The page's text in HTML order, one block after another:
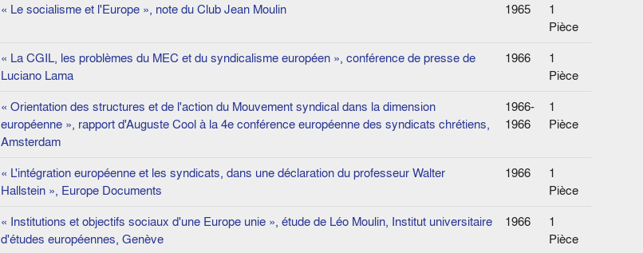
« Le socialisme et l'Europe », note du Club Jean Moulin 1965
1
Pièce
« La CGIL, les problèmes du MEC et du syndicalisme européen », conférence de presse de
Luciano Lama
1966
1
Pièce
« Orientation des structures et de l'action du Mouvement syndical dans la dimension
européenne », rapport d'Auguste Cool à la 4e conférence européenne des syndicats chrétiens,
Amsterdam
1966-
1966
1
Pièce
« L'intégration européenne et les syndicats, dans une déclaration du professeur Walter
Hallstein », Europe Documents
1966
1
Pièce
« Institutions et objectifs sociaux d'une Europe unie », étude de Léo Moulin, Institut universitaire
d'études européennes, Genève
1966
1
Pièce